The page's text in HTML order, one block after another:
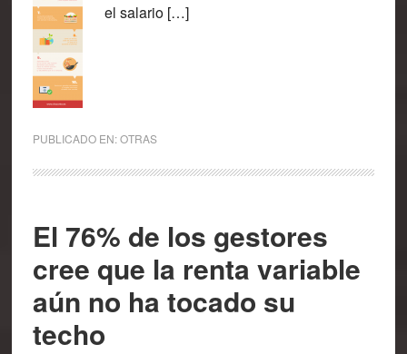
el salario […]
PUBLICADO EN:OTRAS
El 76% de los gestores
cree que la renta variable
aún no ha tocado su
techo